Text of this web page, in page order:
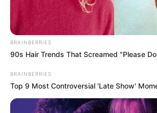
Guess Their Job — Most People Get
BRAINBERRIES
90s Hair Trends That Screamed "Please
BRAINBERRIES
Top 9 Most Controversial 'Late Show'